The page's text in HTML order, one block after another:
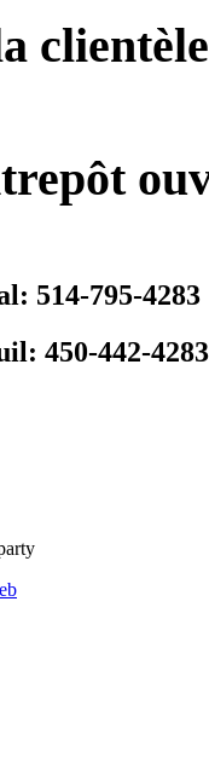
514-795-4283
450-442-4283